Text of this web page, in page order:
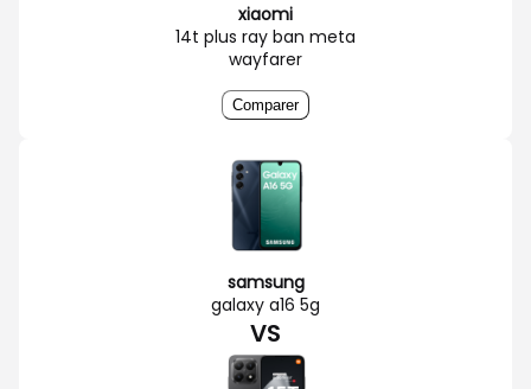
xiaomi
14t plus ray ban meta
wayfarer
Comparer
samsung
galaxy a16 5g
VS